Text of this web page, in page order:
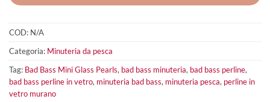
COD: N/A
Categoria: Minuteria da pesca
Tag: Bad Bass Mini Glass Pearls, bad bass minuteria, bad bass perline,
bad bass perline in vetro, minuteria bad bass, minuteria pesca, perline in
vetro murano